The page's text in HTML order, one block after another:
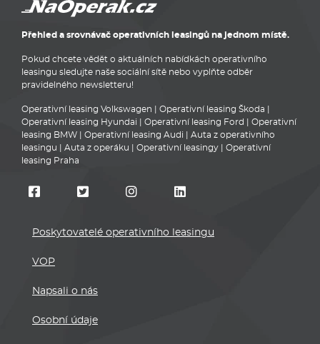
Přehled a srovnávač operativních leasingů na jednom místě.
Pokud chcete vědět o aktuálních nabídkách operativního
leasingu sledujte naše sociální sítě nebo vyplňte odběr
pravidelného newsletteru!
Operativní leasing Volkswagen Operativní leasing Škoda
Operativní leasing Hyundai
Operativní leasing Ford
Operativní
leasing BMW
Operativní leasing Audi
Auta z operativního
leasingu
Auta z operáku Operativní leasingy
Operativní
leasing Praha
Poskytovatelé operativního leasingu
VOP
Napsali o nás
Osobní údaje